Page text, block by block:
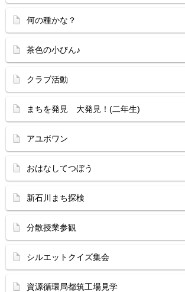
何の種かな？
茶色の小びん♪
クラブ活動
まちを発見 大発見！(二年生)
アユボワン
おはなしてつぼう
新石川まち探検
分散授業参観
シルエットクイズ集会
資源循環局都筑工場見学